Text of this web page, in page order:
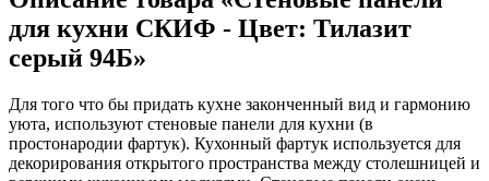
для кухни СКИФ - Цвет: Тилазит
серый 94Б»
Для того что бы придать кухне законченный вид и гармонию
уюта, используют стеновые панели для кухни (в
простонародии фартук). Кухонный фартук используется для
декорирования открытого пространства между столешницей и